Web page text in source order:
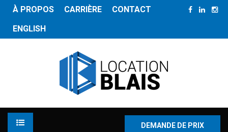
À PROPOS CARRIÈRE
CONTACT
ENGLISH
DEMANDE DE PRIX